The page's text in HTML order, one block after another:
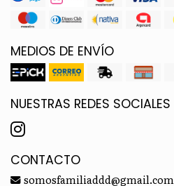
MEDIOS DE ENVÍO
NUESTRAS REDES SOCIALES
CONTACTO
somosfamiliaddd@gmail.com